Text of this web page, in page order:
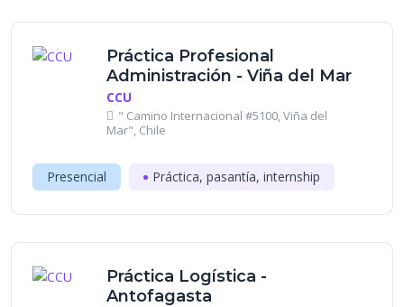
Práctica Profesional
Administración - Viña del Mar
CCU
" Camino Internacional #5100, Viña del
Mar", Chile
Presencial Práctica, pasantía, internship
Práctica Logística -
Antofagasta